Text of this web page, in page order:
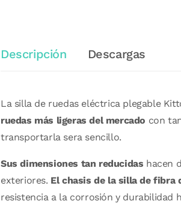
Descripción Descargas
La silla de ruedas eléctrica plegable
ruedas más ligeras del mercado con
transportarla sera sencillo.
Sus dimensiones tan reducidas hacen
exteriores. El chasis de la silla de fibra
resistencia a la corrosión y durabilidad